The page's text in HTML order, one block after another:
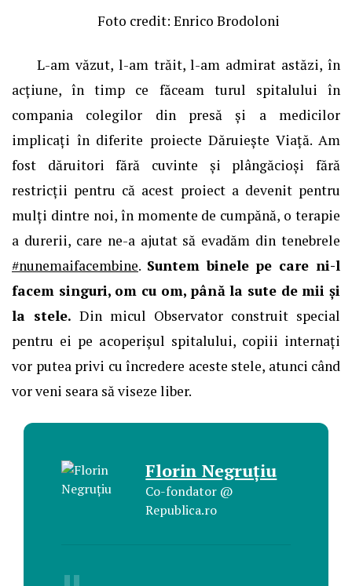
Foto credit: Enrico Brodoloni
L-am văzut, l-am trăit, l-am admirat astăzi, în
acțiune, în timp ce făceam turul spitalului în
compania colegilor din presă și a medicilor
implicați în diferite proiecte Dăruiește Viață. Am
fost dăruitori fără cuvinte și plângăcioși fără
restricții pentru că acest proiect a devenit pentru
mulți dintre noi, în momente de cumpănă, o terapie
a durerii, care ne-a ajutat să evadăm din tenebrele
#nunemaifacembine. Suntem binele pe care ni-l
facem singuri, om cu om, până la sute de mii și
la stele. Din micul Observator construit special
pentru ei pe acoperișul spitalului, copiii internați
vor putea privi cu încredere aceste stele, atunci când
vor veni seara să viseze liber.
Florin Negruțiu
Co-fondator @
Republica.ro